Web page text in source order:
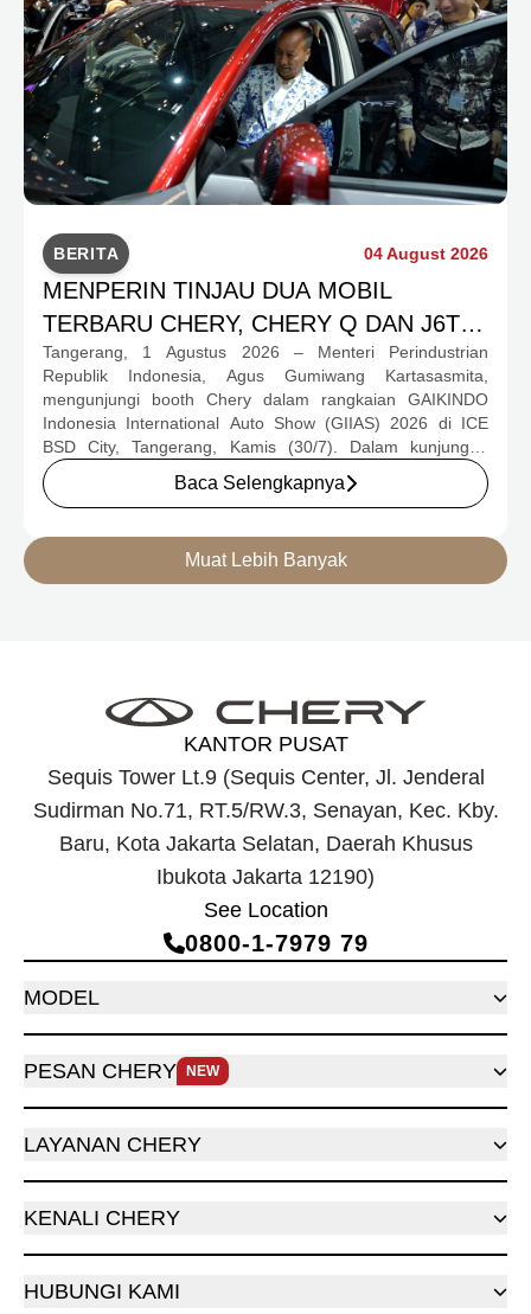
BERITA 04 August 2026
MENPERIN TINJAU DUA MOBIL
TERBARU CHERY, CHERY Q DAN J6T
CSH YANG JADI SOROTAN DI GIIAS
2026
Tangerang, 1 Agustus 2026 – Menteri Perindustrian
Republik Indonesia, Agus Gumiwang Kartasasmita,
mengunjungi booth Chery dalam rangkaian GAIKINDO
Indonesia International Auto Show (GIIAS) 2026 di ICE
BSD City, Tangerang, Kamis (30/7). Dalam kunjungan
tersebut, Menteri Perindustrian meninjau dua produk
elektrifikasi terbaru Chery, yakni Chery Q, compact EV
berteknologi Range-Extended Electric Vehicle (REEV) yang
dirancang untuk mendukung perjalanan jarak jauh.
Baca Selengkapnya
Muat Lebih Banyak
KANTOR PUSAT
Sequis Tower Lt.9 (Sequis Center, Jl. Jenderal
Sudirman No.71, RT.5/RW.3, Senayan, Kec. Kby.
Baru, Kota Jakarta Selatan, Daerah Khusus
Ibukota Jakarta 12190)
See Location
0800‑1‑7979 79
MODEL
PESAN CHERY NEW
LAYANAN CHERY
KENALI CHERY
HUBUNGI KAMI